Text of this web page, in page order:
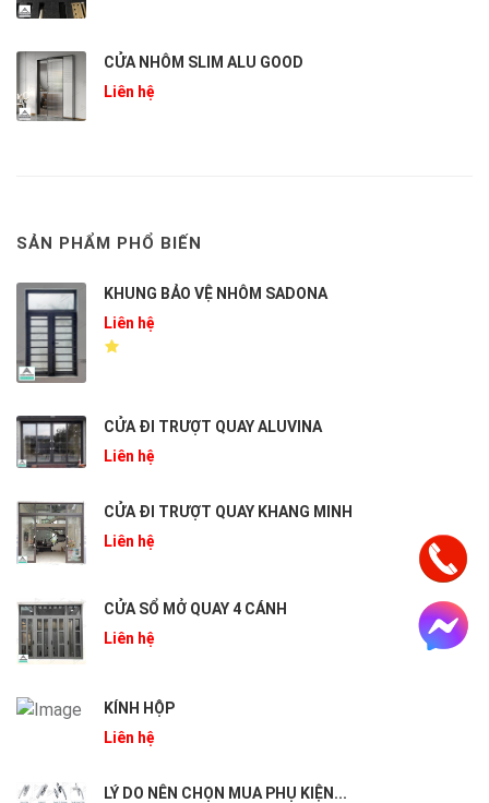
CỬA NHÔM SLIM ALU GOOD
Liên hệ
SẢN PHẨM PHỔ BIẾN
KHUNG BẢO VỆ NHÔM SADONA
Liên hệ
CỬA ĐI TRƯỢT QUAY ALUVINA
Liên hệ
CỬA ĐI TRƯỢT QUAY KHANG MINH
Liên hệ
CỬA SỔ MỞ QUAY 4 CÁNH
Liên hệ
KÍNH HỘP
Liên hệ
LÝ DO NÊN CHỌN MUA PHỤ KIỆN...